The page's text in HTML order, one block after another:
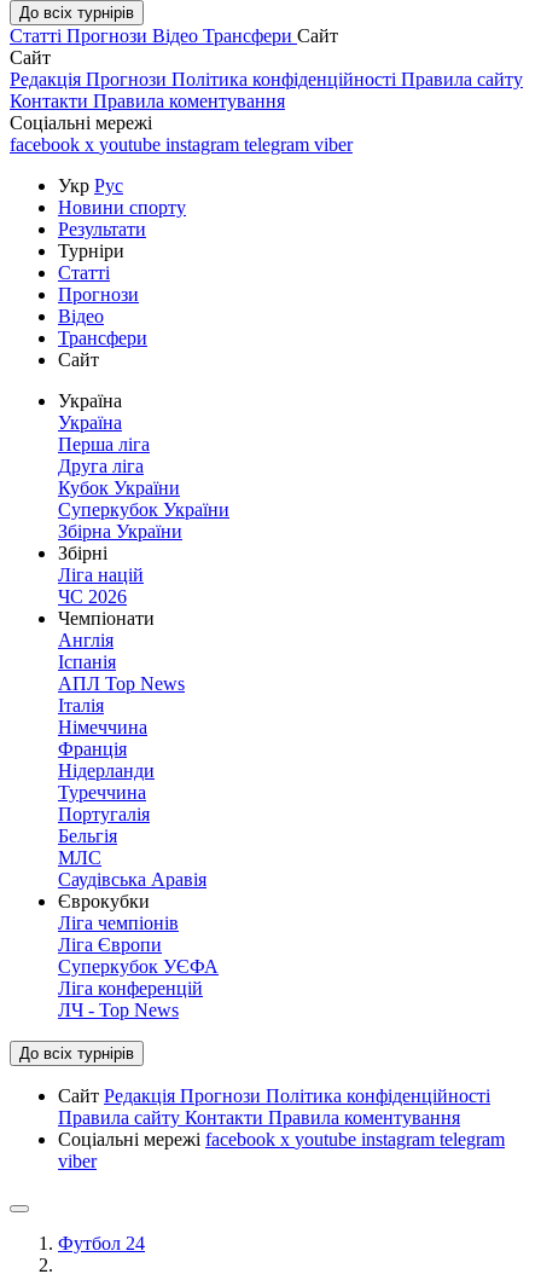
До всіх турнірів
Статті Прогнози Відео Трансфери Сайт
Сайт
Редакція Прогнози Політика конфіденційності Правила сайту
Контакти Правила коментування
Соціальні мережі
facebook x youtube instagram telegram viber
Укр Рус
Новини спорту
Результати
Турніри
Статті
Прогнози
Відео
Трансфери
Сайт
Україна
Україна
Перша ліга
Друга ліга
Кубок України
Суперкубок України
Збірна України
Збірні
Ліга націй
ЧС 2026
Чемпіонати
Англія
Іспанія
АПЛ Top News
Італія
Німеччина
Франція
Нідерланди
Туреччина
Португалія
Бельгія
МЛС
Саудівська Аравія
Єврокубки
Ліга чемпіонів
Ліга Європи
Суперкубок УЄФА
Ліга конференцій
ЛЧ - Top News
До всіх турнірів
Сайт Редакція Прогнози Політика конфіденційності
Правила сайту Контакти Правила коментування
Соціальні мережі facebook x youtube instagram telegram
viber
Футбол 24